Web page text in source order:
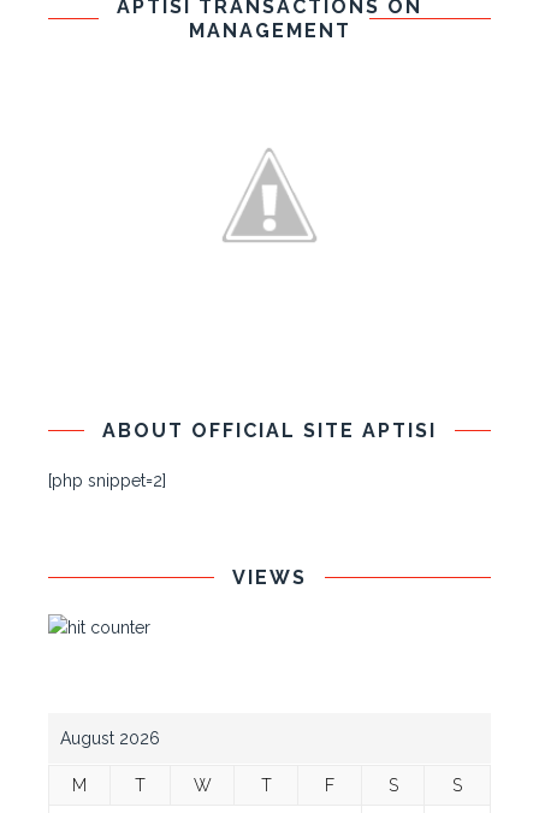
APTISI TRANSACTIONS ON
MANAGEMENT
ABOUT OFFICIAL SITE APTISI
[php snippet=2]
VIEWS
August 2026
M T W T F S S